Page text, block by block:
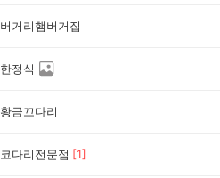
버거리햄버거집
한정식
황금꼬다리
코다리전문점 [1]